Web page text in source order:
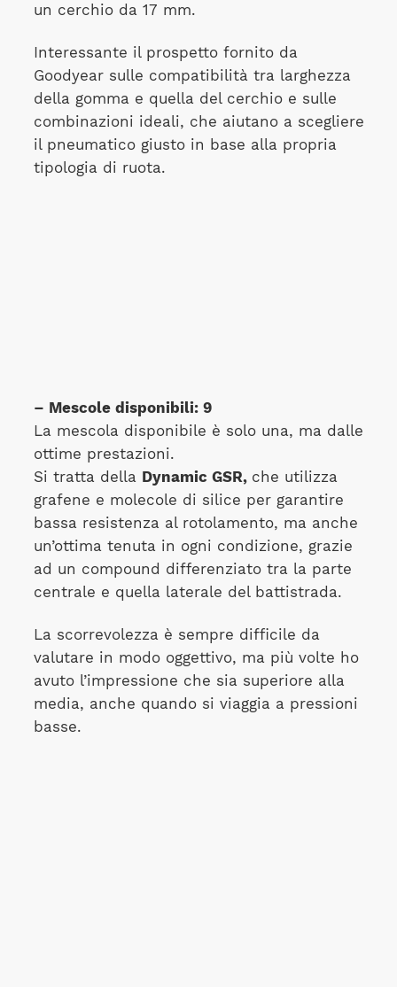
un cerchio da 17 mm.
Interessante il prospetto fornito da
Goodyear sulle compatibilità tra larghezza
della gomma e quella del cerchio e sulle
combinazioni ideali, che aiutano a scegliere
il pneumatico giusto in base alla propria
tipologia di ruota.
– Mescole disponibili: 9
La mescola disponibile è solo una, ma dalle
ottime prestazioni.
Si tratta della Dynamic GSR, che utilizza
grafene e molecole di silice per garantire
bassa resistenza al rotolamento, ma anche
un’ottima tenuta in ogni condizione, grazie
ad un compound differenziato tra la parte
centrale e quella laterale del battistrada.
La scorrevolezza è sempre difficile da
valutare in modo oggettivo, ma più volte ho
avuto l’impressione che sia superiore alla
media, anche quando si viaggia a pressioni
basse.